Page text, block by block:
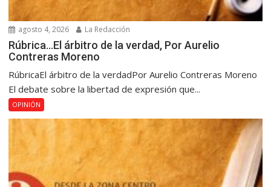
agosto 4, 2026 La Redacción
Rúbrica…El árbitro de la verdad, Por Aurelio
Contreras Moreno
RúbricaEl árbitro de la verdadPor Aurelio Contreras Moreno
El debate sobre la libertad de expresión que...
OPINIÓN